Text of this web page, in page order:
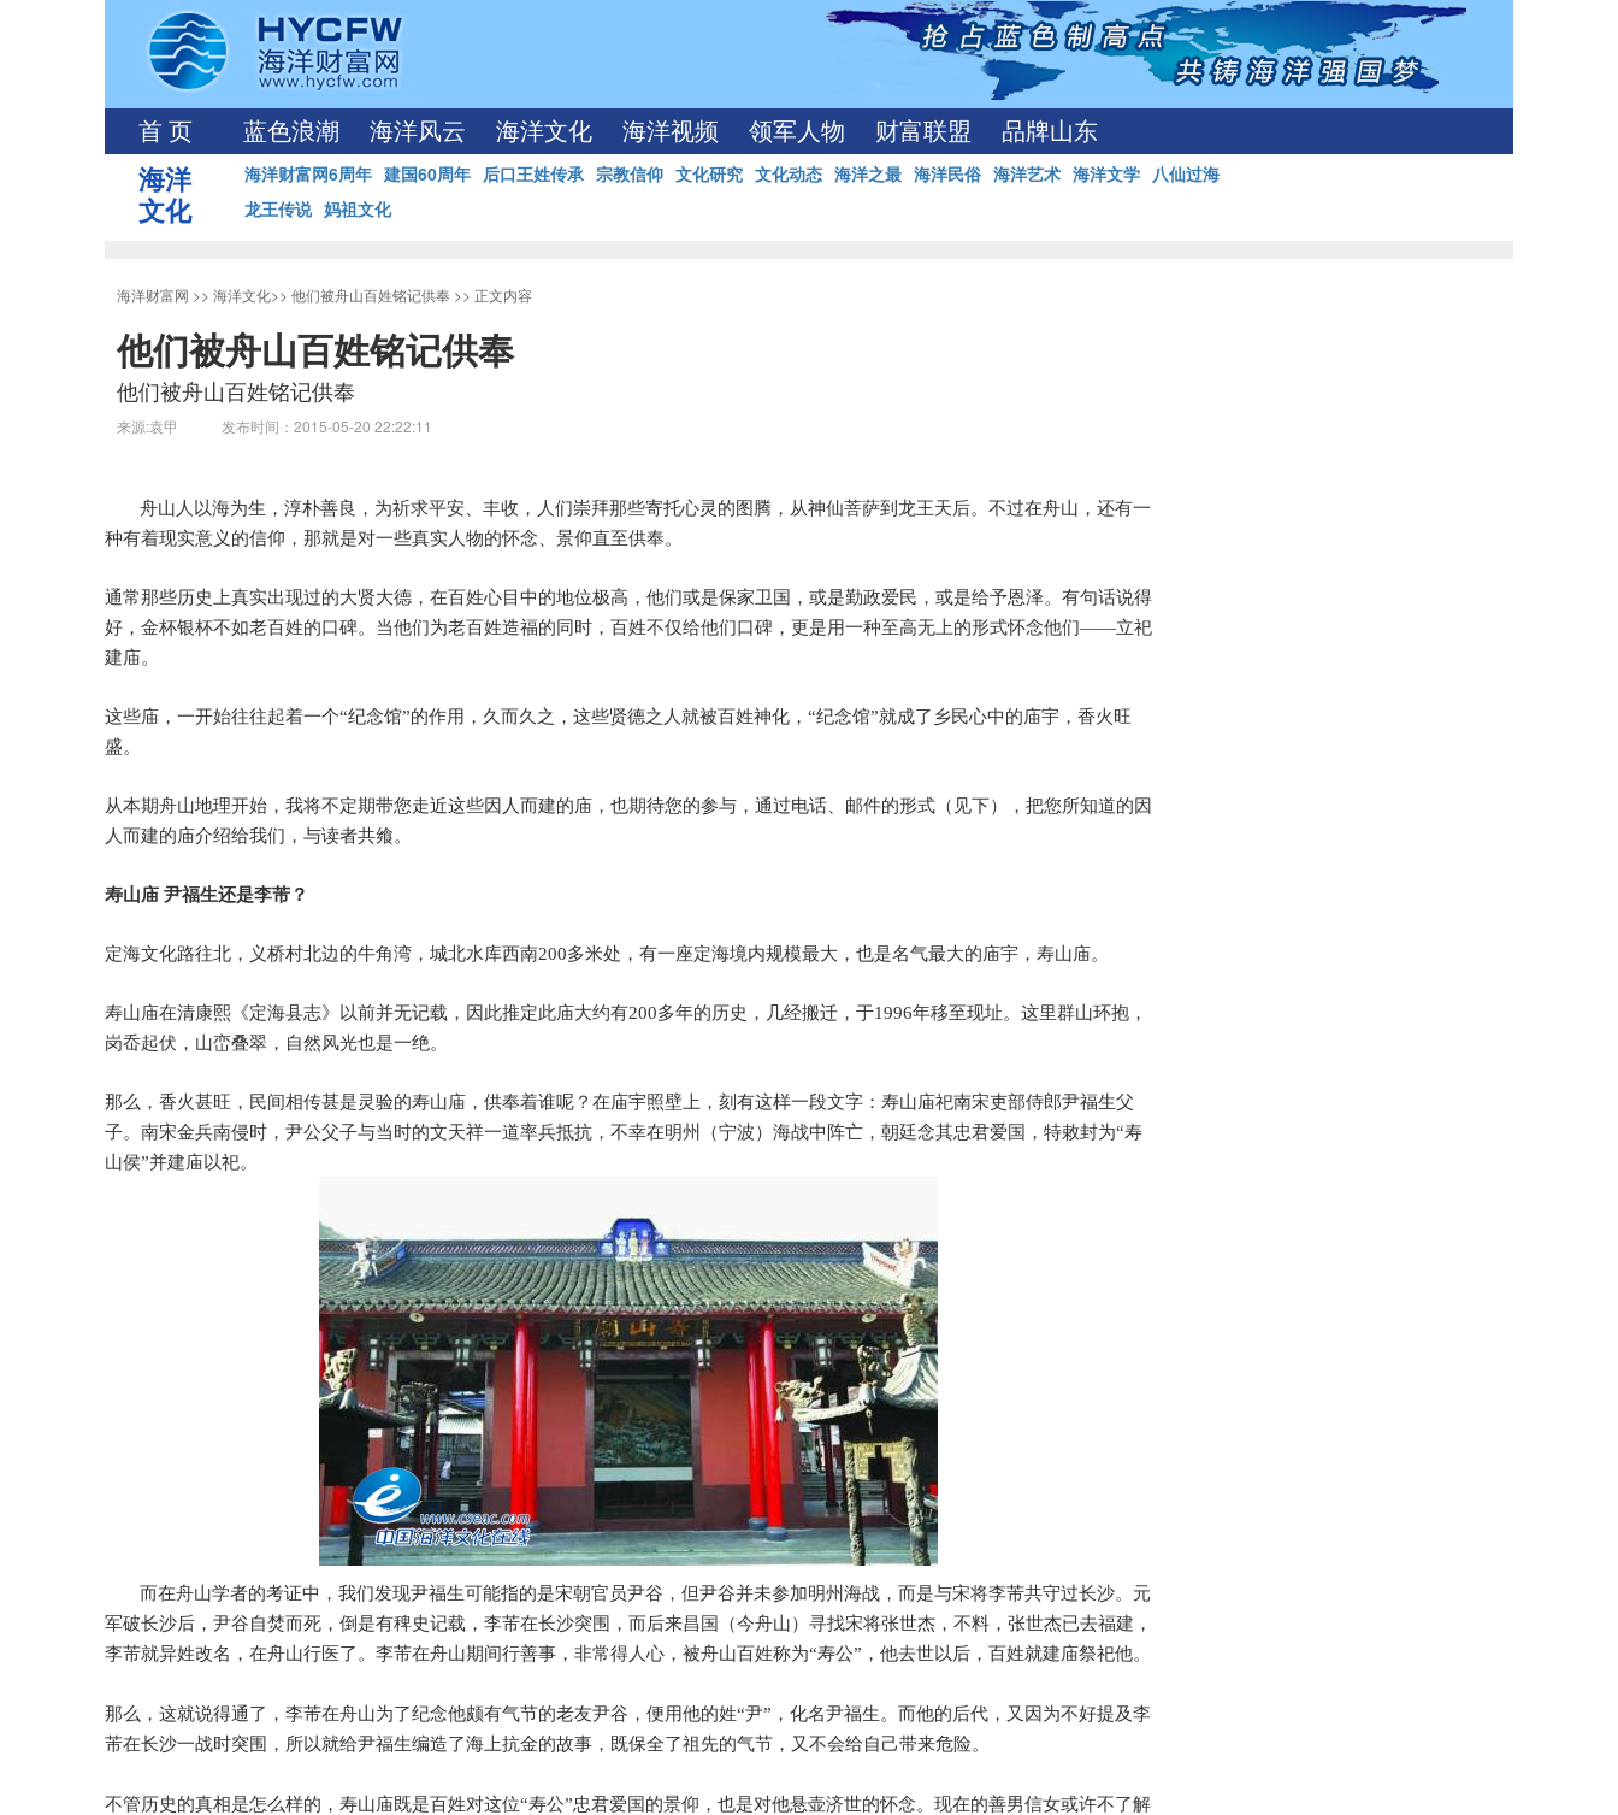
首 页 蓝色浪潮 海洋风云 海洋文化 海洋视频 领军人物 财富联盟 品牌山东
海洋
文化
海洋财富网6周年 建国60周年 后口王姓传承 宗教信仰 文化研究 文化动态 海洋之最 海洋民俗 海洋艺术 海洋文学 八仙过海
龙王传说 妈祖文化
海洋财富网 >> 海洋文化>> 他们被舟山百姓铭记供奉 >> 正文内容
他们被舟山百姓铭记供奉
他们被舟山百姓铭记供奉
来源:袁甲 发布时间：2015-05-20 22:22:11
舟山人以海为生，淳朴善良，为祈求平安、丰收，人们崇拜那些寄托心灵的图腾，从神仙菩萨到龙王天后。不过在舟山，还有一
种有着现实意义的信仰，那就是对一些真实人物的怀念、景仰直至供奉。
通常那些历史上真实出现过的大贤大德，在百姓心目中的地位极高，他们或是保家卫国，或是勤政爱民，或是给予恩泽。有句话说得
好，金杯银杯不如老百姓的口碑。当他们为老百姓造福的同时，百姓不仅给他们口碑，更是用一种至高无上的形式怀念他们——立祀
建庙。
这些庙，一开始往往起着一个“纪念馆”的作用，久而久之，这些贤德之人就被百姓神化， “纪念馆”就成了乡民心中的庙宇，香火旺
盛。
从本期舟山地理开始，我将不定期带您走近这些因人而建的庙，也期待您的参与，通过电话、邮件的形式（见下），把您所知道的因
人而建的庙介绍给我们，与读者共飨。
寿山庙 尹福生还是李芾？
定海文化路往北，义桥村北边的牛角湾，城北水库西南200多米处，有一座定海境内规模最大，也是名气最大的庙宇，寿山庙。
寿山庙在清康熙《定海县志》以前并无记载，因此推定此庙大约有200多年的历史，几经搬迁，于1996年移至现址。这里群山环抱，
岗岙起伏，山峦叠翠，自然风光也是一绝。
那么，香火甚旺，民间相传甚是灵验的寿山庙，供奉着谁呢？在庙宇照壁上，刻有这样一段文字：寿山庙祀南宋吏部侍郎尹福生父
子。南宋金兵南侵时，尹公父子与当时的文天祥一道率兵抵抗，不幸在明州（宁波）海战中阵亡，朝廷念其忠君爱国，特敕封为“寿
山侯”并建庙以祀。
而在舟山学者的考证中，我们发现尹福生可能指的是宋朝官员尹谷，但尹谷并未参加明州海战，而是与宋将李芾共守过长沙。元
军破长沙后，尹谷自焚而死，倒是有稗史记载，李芾在长沙突围，而后来昌国（今舟山）寻找宋将张世杰，不料，张世杰已去福建，
李芾就异姓改名，在舟山行医了。李芾在舟山期间行善事，非常得人心，被舟山百姓称为“寿公” ，他去世以后，百姓就建庙祭祀他。
那么，这就说得通了，李芾在舟山为了纪念他颇有气节的老友尹谷，便用他的姓“尹” ，化名尹福生。而他的后代，又因为不好提及李
芾在长沙一战时突围，所以就给尹福生编造了海上抗金的故事，既保全了祖先的气节，又不会给自己带来危险。
不管历史的真相是怎么样的，寿山庙既是百姓对这位“寿公”忠君爱国的景仰，也是对他悬壶济世的怀念。现在的善男信女或许不了解